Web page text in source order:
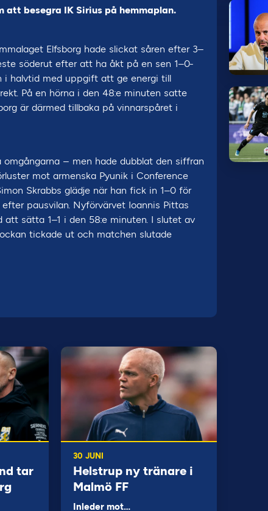
att besegra IK Sirius på hemmaplan.
Elfsborg hade slickat såren efter 3–
söderut efter att ha åkt på en sen 1–0-
i halvtid med uppgift att ge energi till
På en hörna i den 48:e minuten satte
är därmed tillbaka på vinnarspåret i
– men hade dubblat den siffran
mot armenska Pyunik i Conference
Skrabbs glädje när han fick in 1–0 för
pausvilan. Nyförvärvet Ioannis Pittas
sätta 1–1 i den 58:e minuten. I slutet av
tickade ut och matchen slutade
tar
30 JUNI
Helstrup ny tränare i
Malmö FF
Inleder mot…